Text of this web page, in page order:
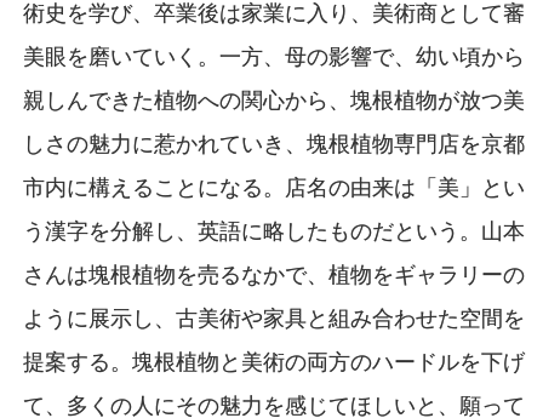
術史を学び、卒業後は家業に入り、美術商として審
美眼を磨いていく。一方、母の影響で、幼い頃から
親しんできた植物への関心から、塊根植物が放つ美
しさの魅力に惹かれていき、塊根植物専門店を京都
市内に構えることになる。店名の由来は「美」とい
う漢字を分解し、英語に略したものだという。山本
さんは塊根植物を売るなかで、植物をギャラリーの
ように展示し、古美術や家具と組み合わせた空間を
提案する。塊根植物と美術の両方のハードルを下げ
て、多くの人にその魅力を感じてほしいと、願って